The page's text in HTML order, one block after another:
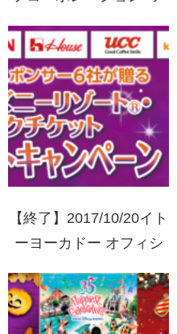
「十六茶」親子クッキン
グ教室プレゼントキャン
ペーン
【終了】2017/10/20イト
ーヨーカドー オフィシ
る東京ディズニーリゾー
トパークチケットプレゼ